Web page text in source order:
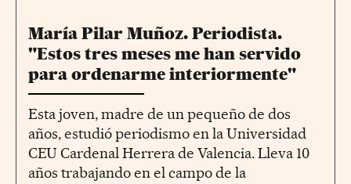
María Pilar Muñoz. Periodista.
"Estos tres meses me han servido
para ordenarme interiormente"
Esta joven, madre de un pequeño de dos
años, estudió periodismo en la Universidad
CEU Cardenal Herrera de Valencia. Lleva 10
años trabajando en el campo de la